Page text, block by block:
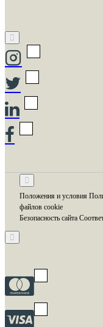
Положения и условия
файлов cookie
Безопасность сайта